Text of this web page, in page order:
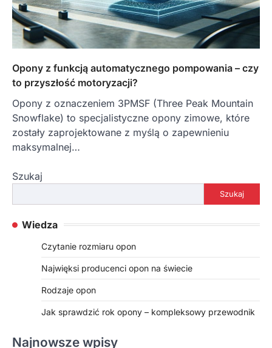
Opony z funkcją automatycznego pompowania – czy
to przyszłość motoryzacji?
Opony z oznaczeniem 3PMSF (Three Peak Mountain
Snowflake) to specjalistyczne opony zimowe, które
zostały zaprojektowane z myślą o zapewnieniu
maksymalnej…
Szukaj
Szukaj
Wiedza
Czytanie rozmiaru opon
Najwięksi producenci opon na świecie
Rodzaje opon
Jak sprawdzić rok opony – kompleksowy przewodnik
Najnowsze wpisy